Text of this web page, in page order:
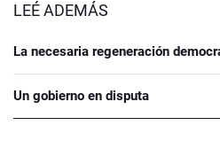
LEÉ ADEMÁS
La necesaria regeneración
Un gobierno en disputa